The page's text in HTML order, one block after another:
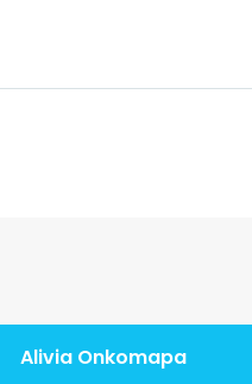
Alivia Onkomapa